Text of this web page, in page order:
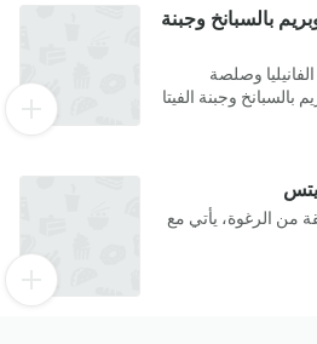
بالسبانخ وجبنة
وصلصة
وجبنة الفيتا
سوداء.
من الرغوة، يأتي مع